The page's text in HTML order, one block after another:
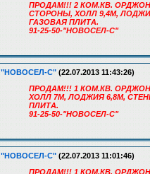
ПРОДАМ!!! 2 КОМ.КВ.
СТОРОНЫ, ХОЛЛ 9,4М,
ГАЗОВАЯ ПЛИТА.
91-25-50-"НОВОСЕЛ-С"
"НОВОСЕЛ-С" (22.07.2013 11:43:26)
ПРОДАМ!!! 1 КОМ.КВ.
ХОЛЛ 7М, ЛОДЖИЯ 6,8М,
ПЛИТА.
91-25-50-"НОВОСЕЛ-С"
"НОВОСЕЛ-С" (22.07.2013 11:01:46)
ПРОДАМ!!! 1 КОМ.КВ.